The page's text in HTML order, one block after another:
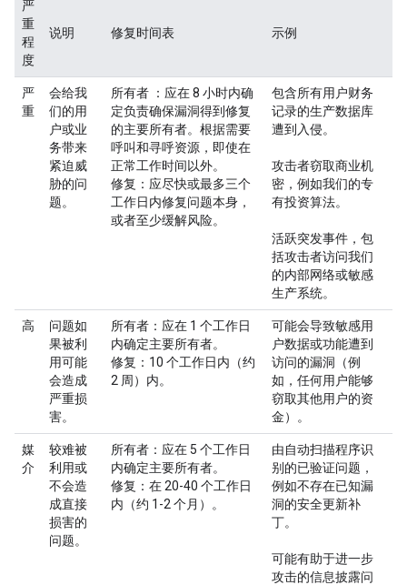
严
重
程
度
说明 修复时间表 示例
严
重
会给我
们的用
户或业
务带来
紧迫威
胁的问
题。
所有者 ：应在 8 小时内确
定负责确保漏洞得到修复
的主要所有者。根据需要
呼叫和寻呼资源，即使在
正常工作时间以外。
修复 ：应尽快或最多三个
工作日内修复问题本身，
或者至少缓解风险。
包含所有用户财务
记录的生产数据库
遭到入侵。
攻击者窃取商业机
密，例如我们的专
有投资算法。
活跃突发事件，包
括攻击者访问我们
的内部网络或敏感
生产系统。
高
问题如
果被利
用可能
会造成
严重损
害。
所有者 ：应在 1 个工作日
内确定主要所有者。
修复 ：10 个工作日内（约
2 周）内。
可能会导致敏感用
户数据或功能遭到
访问的漏洞（例
如，任何用户能够
窃取其他用户的资
金）。
媒
介
较难被
利用或
不会造
成直接
损害的
问题。
所有者 ：应在 5 个工作日
内确定主要所有者。
修复 ：在 20-40 个工作日
内（约 1-2 个月）。
由自动扫描程序识
别的已验证问题，
例如不存在已知漏
洞的安全更新补
丁。
可能有助于进一步
攻击的信息披露问